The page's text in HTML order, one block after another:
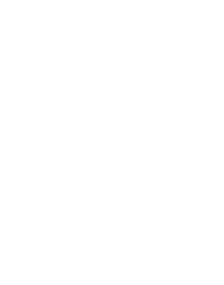
切瓦
达尼
奧古
丹尼